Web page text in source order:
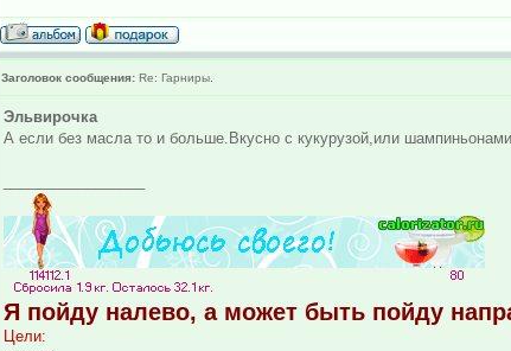
Заголовок сообщения: Re: Гарниры.
Эльвирочка
А если без масла то и больше.Вкусно с кукурузой,или шампиньонами.
Я пойду налево, а может быть пойду
Цели: